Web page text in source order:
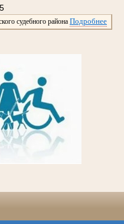
судебного района Подробнее